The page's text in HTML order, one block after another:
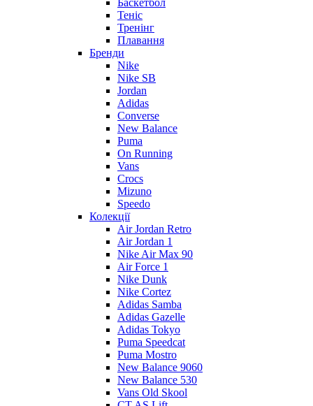
Теніс
Тренінг
Плавання
Бренди
Nike
Nike SB
Jordan
Adidas
Converse
New Balance
Puma
On Running
Vans
Crocs
Mizuno
Speedo
Колекції
Air Jordan Retro
Air Jordan 1
Nike Air Max 90
Air Force 1
Nike Dunk
Nike Cortez
Adidas Samba
Adidas Gazelle
Adidas Tokyo
Puma Speedcat
Puma Mostro
New Balance 9060
New Balance 530
Vans Old Skool